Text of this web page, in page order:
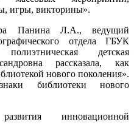
игры, викторины».
Панина Л.А., ведущий
отдела ГБУК
детская
рассказала, как
нового поколения».
библиотеки нового
инновационной